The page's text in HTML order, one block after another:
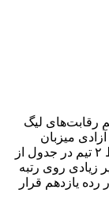
رقابت‌های لیگ
میزبان
آلومینیوم اراک است. این دیدار با توجه به شرایط ۲ تیم در جدول از
زیادی روی رتبه
تهران با ۳۰ امتیاز در رده یازدهم قرار